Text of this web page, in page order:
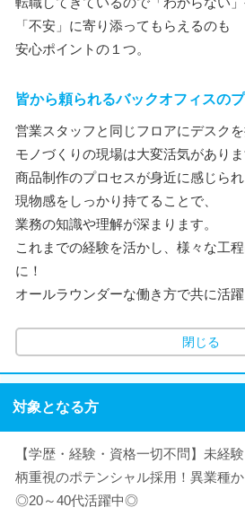
「不安」に寄り添ってもらえるのも
安心ポイントの１つ。
皆から頼られるバックオフィスの
営業スタッフと同じフロアにデスクを
モノづくりの現場は大変活気がありま
商品制作のプロセスが身近に感じられ
現物感をしっかり持てることで、
業務の知識や理解が深まります。
これまでの経験を活かし、様々な工
に！
オールラウンダーな働き方で共に活
閉じる
対象となる方
【学歴・経験・資格一切不問】未経
柄重視のポテンシャル採用！異業種
◎20～40代活躍中◎